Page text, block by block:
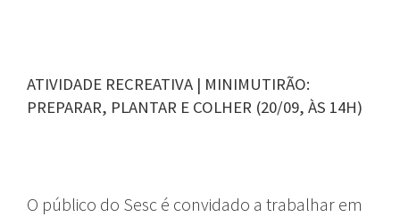
ATIVIDADE RECREATIVA | MINIMUTIRÃO:
PREPARAR, PLANTAR E COLHER (20/09, ÀS 14H)
O público do Sesc é convidado a trabalhar em